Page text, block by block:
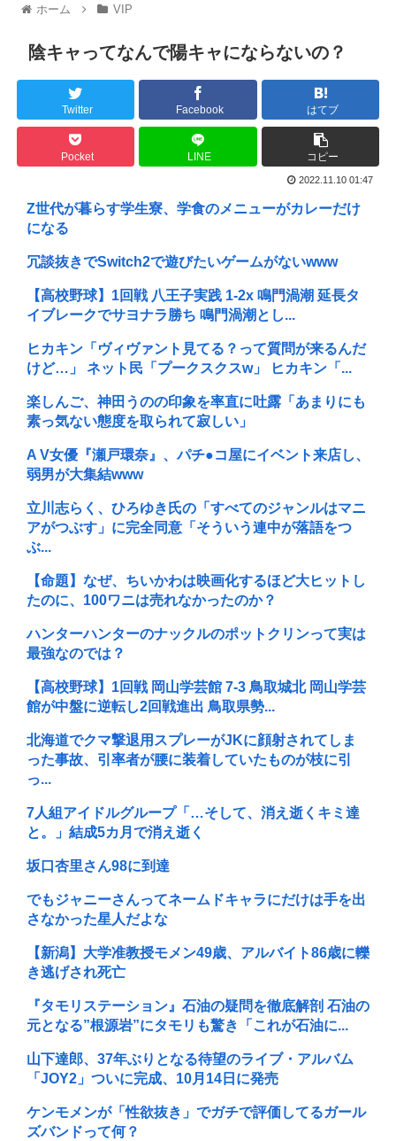
ホーム VIP
陰キャってなんで陽キャにならないの？
Twitter Facebook はてブ
Pocket LINE コピー
2022.11.10 01:47
Z世代が暮らす学生寮、学食のメニューがカレーだけ
になる
冗談抜きでSwitch2で遊びたいゲームがないwww
【高校野球】1回戦 八王子実践 1-2x 鳴門渦潮 延長タ
イブレークでサヨナラ勝ち 鳴門渦潮とし...
ヒカキン「ヴィヴァント見てる？って質問が来るんだ
けど…」 ネット民「プークスクスw」 ヒカキン「...
楽しんご、神田うのの印象を率直に吐露「あまりにも
素っ気ない態度を取られて寂しい」
A V女優『瀬戸環奈』、パチ●コ屋にイベント来店し、
弱男が大集結www
立川志らく、ひろゆき氏の「すべてのジャンルはマニ
アがつぶす」に完全同意「そういう連中が落語をつ
ぶ...
【命題】なぜ、ちいかわは映画化するほど大ヒットし
たのに、100ワニは売れなかったのか？
ハンターハンターのナックルのポットクリンって実は
最強なのでは？
【高校野球】1回戦 岡山学芸館 7-3 鳥取城北 岡山学芸
館が中盤に逆転し2回戦進出 鳥取県勢...
北海道でクマ撃退用スプレーがJKに顔射されてしま
った事故、引率者が腰に装着していたものが枝に引
っ...
7人組アイドルグループ「…そして、消え逝くキミ達
と。」結成5カ月で消え逝く
坂口杏里さん98に到達
でもジャニーさんってネームドキャラにだけは手を出
さなかった星人だよな
【新潟】大学准教授モメン49歳、アルバイト86歳に轢
き逃げされ死亡
『タモリステーション』石油の疑問を徹底解剖 石油の
元となる”根源岩”にタモリも驚き「これが石油に...
山下達郎、37年ぶりとなる待望のライブ・アルバム
「JOY2」ついに完成、10月14日に発売
ケンモメンが「性欲抜き」でガチで評価してるガール
ズバンドって何？